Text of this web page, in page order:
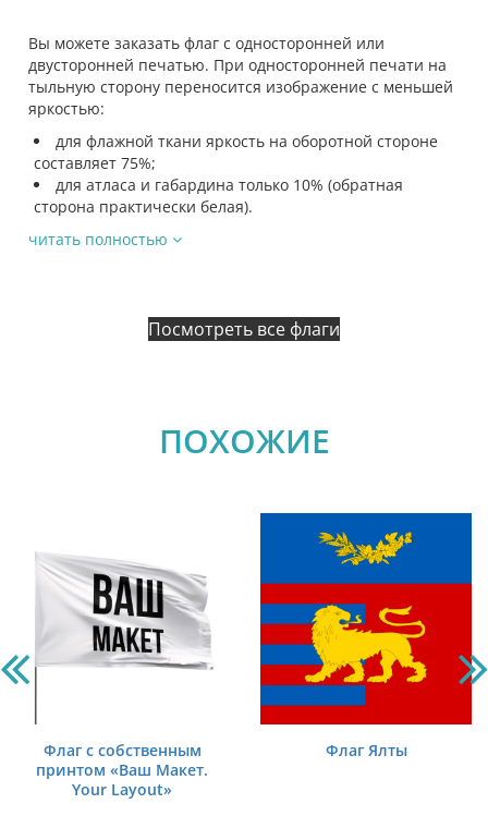
Вы можете заказать флаг с односторонней или
двусторонней печатью. При односторонней печати на
тыльную сторону переносится изображение с меньшей
яркостью:
для флажной ткани яркость на оборотной стороне
составляет 75%;
для атласа и габардина только 10% (обратная
сторона практически белая).
читать полностью
Посмотреть все флаги
ПОХОЖИЕ
Флаг с собственным
принтом «Ваш Макет.
Your Layout»
Флаг Ялты